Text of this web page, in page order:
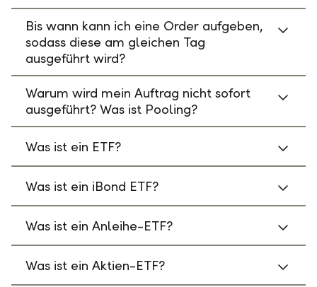
Bis wann kann ich eine Order aufgeben,
sodass diese am gleichen Tag
ausgeführt wird?
Warum wird mein Auftrag nicht sofort
ausgeführt? Was ist Pooling?
Was ist ein ETF?
Was ist ein iBond ETF?
Was ist ein Anleihe-ETF?
Was ist ein Aktien-ETF?